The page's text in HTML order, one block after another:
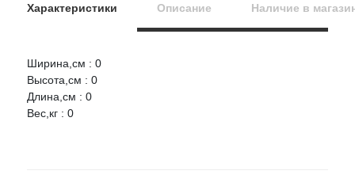
Характеристики Описание Наличие в
Ширина,см : 0
Высота,см : 0
Длина,см : 0
Вес,кг : 0
Оцените товар:
Ваше имя